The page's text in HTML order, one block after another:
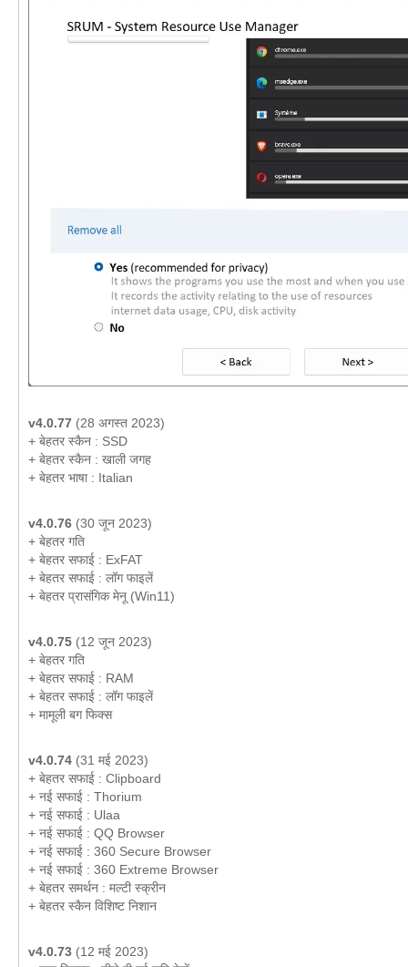
v4.0.77 (28 अगस्त 2023)
+ बेहतर स्कैन : SSD
+ बेहतर स्कैन : खाली जगह
+ बेहतर भाषा : Italian
v4.0.76 (30 जून 2023)
+ बेहतर गति
+ बेहतर सफाई : ExFAT
+ बेहतर सफाई : लॉग फाइलें
+ बेहतर प्रासंगिक मेनू (Win11)
v4.0.75 (12 जून 2023)
+ बेहतर गति
+ बेहतर सफाई : RAM
+ बेहतर सफाई : लॉग फाइलें
+ मामूली बग फिक्स
v4.0.74 (31 मई 2023)
+ बेहतर सफाई : Clipboard
+ नई सफाई : Thorium
+ नई सफाई : Ulaa
+ नई सफाई : QQ Browser
+ नई सफाई : 360 Secure Browser
+ नई सफाई : 360 Extreme Browser
+ बेहतर समर्थन : मल्टी स्क्रीन
+ बेहतर स्कैन विशिष्ट निशान
v4.0.73 (12 मई 2023)